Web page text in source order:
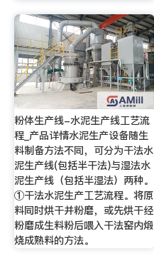
粉体生产线-水泥生产线工艺流
程_产品详情水泥生产设备随生
料制备方法不同，可分为干法水
泥生产线(包括半干法)与湿法水
泥生产线（包括半湿法）两种。
①干法水泥生产工艺流程。将原
料同时烘干并粉磨，或先烘干经
粉磨成生料粉后喂入干法窑内煅
烧成熟料的方法。